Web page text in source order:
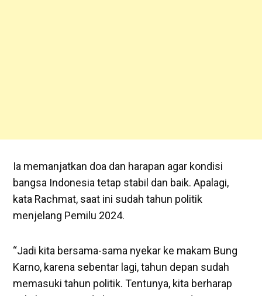
Ia memanjatkan doa dan harapan agar kondisi
bangsa Indonesia tetap stabil dan baik. Apalagi,
kata Rachmat, saat ini sudah tahun politik
menjelang Pemilu 2024.
“Jadi kita bersama-sama nyekar ke makam Bung
Karno, karena sebentar lagi, tahun depan sudah
memasuki tahun politik. Tentunya, kita berharap